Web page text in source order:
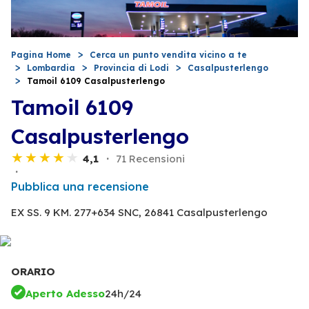
Pagina Home
Cerca un punto vendita vicino a te
Lombardia
Provincia di Lodi
Casalpusterlengo
Tamoil 6109 Casalpusterlengo
Tamoil 6109
Casalpusterlengo
4,1 71 Recensioni
Pubblica una recensione
EX SS. 9 KM. 277+634 SNC, 26841 Casalpusterlengo
ORARIO
Aperto Adesso24h/24